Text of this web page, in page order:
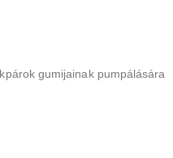
gumijainak pumpálására